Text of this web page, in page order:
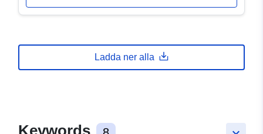
Ladda ner alla